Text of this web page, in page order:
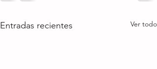
Entradas recientes Ver todo